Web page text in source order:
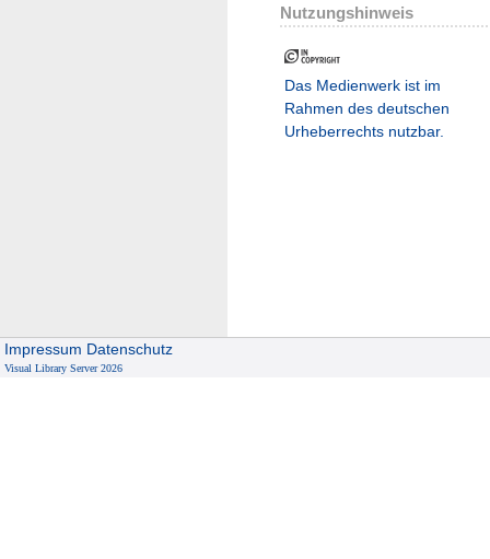
Nutzungshinweis
Das Medienwerk ist im
Rahmen des deutschen
Urheberrechts nutzbar.
Impressum Datenschutz
Visual Library Server 2026